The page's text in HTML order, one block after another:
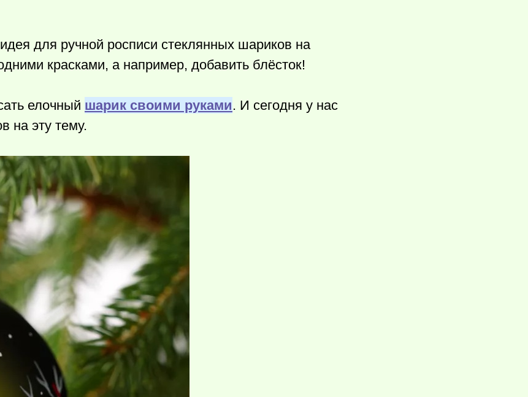
для ручной росписи стеклянных шариков на
красками, а например, добавить блёсток!
елочный шарик своими руками. И сегодня у нас
на эту тему.